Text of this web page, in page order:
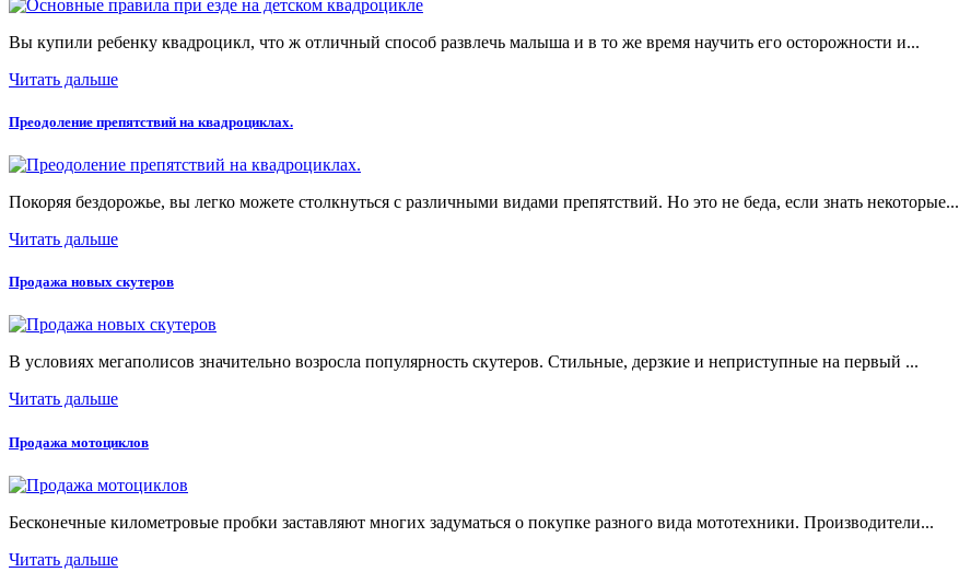
Вы купили ребенку квадроцикл, что ж отличный способ развлечь малыша и в то же время научить его осторожности и...
Читать дальше
Преодоление препятствий на квадроциклах.
Покоряя бездорожье, вы легко можете столкнуться с различными видами препятствий. Но это не беда, если знать некоторые...
Читать дальше
Продажа новых скутеров
В условиях мегаполисов значительно возросла популярность скутеров. Стильные, дерзкие и неприступные на первый ...
Читать дальше
Продажа мотоциклов
Бесконечные километровые пробки заставляют многих задуматься о покупке разного вида мототехники. Производители...
Читать дальше